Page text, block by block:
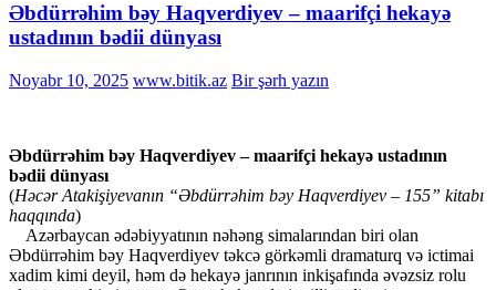
Əbdürrəhim bəy Haqverdiyev – maarifçi hekayə
ustadının bədii dünyası
Noyabr 10, 2025 www.bitik.az Bir şərh yazın
Əbdürrəhim bəy Haqverdiyev – maarifçi hekayə ustadının
bədii dünyası
(Həcər Atakişiyevanın “Əbdürrəhim bəy Haqverdiyev – 155” kitabı
haqqında)
Azərbaycan ədəbiyyatının nəhəng simalarından biri olan
Əbdürrəhim bəy Haqverdiyev təkcə görkəmli dramaturq və ictimai
xadim kimi deyil, həm də hekayə janrının inkişafında əvəzsiz rolu